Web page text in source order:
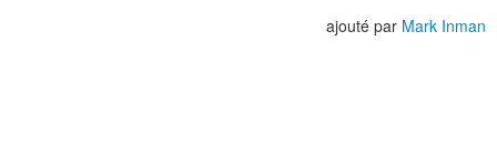
ajouté par Mark Inman